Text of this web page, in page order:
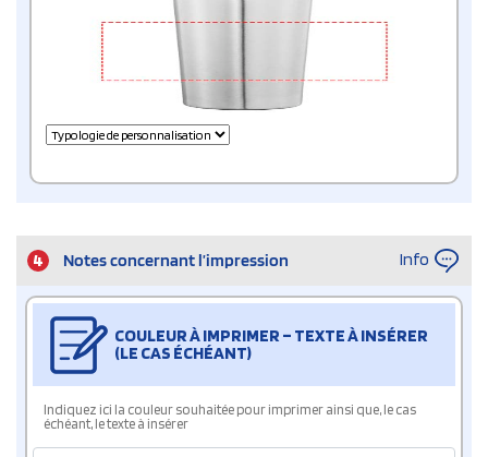
4 Notes concernant l’impression Info
COULEUR À IMPRIMER – TEXTE À INSÉRER
(LE CAS ÉCHÉANT)
Indiquez ici la couleur souhaitée pour imprimer ainsi que, le cas
échéant, le texte à insérer